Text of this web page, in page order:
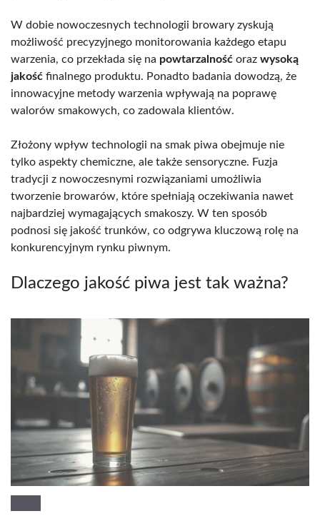
W dobie nowoczesnych technologii browary zyskują
możliwość precyzyjnego monitorowania każdego etapu
warzenia, co przekłada się na powtarzalność oraz wysoką
jakość finalnego produktu. Ponadto badania dowodzą, że
innowacyjne metody warzenia wpływają na poprawę
walorów smakowych, co zadowala klientów.
Złożony wpływ technologii na smak piwa obejmuje nie
tylko aspekty chemiczne, ale także sensoryczne. Fuzja
tradycji z nowoczesnymi rozwiązaniami umożliwia
tworzenie browarów, które spełniają oczekiwania nawet
najbardziej wymagających smakoszy. W ten sposób
podnosi się jakość trunków, co odgrywa kluczową rolę na
konkurencyjnym rynku piwnym.
Dlaczego jakość piwa jest tak ważna?